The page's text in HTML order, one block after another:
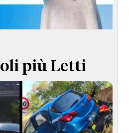
e CONDIZIONI
più Letti